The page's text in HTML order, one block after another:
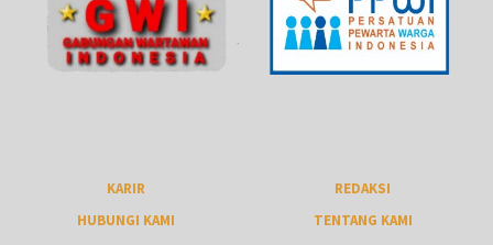
KARIR
REDAKSI
HUBUNGI KAMI
TENTANG KAMI